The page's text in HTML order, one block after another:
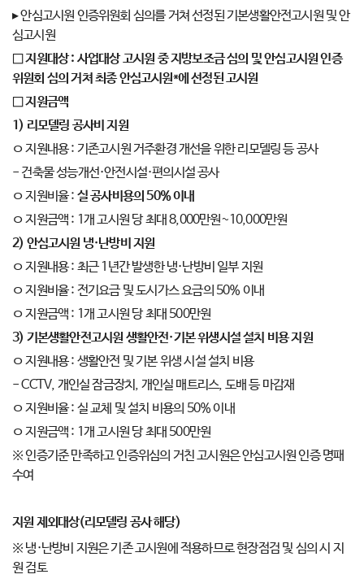
▸ 안심고시원 인증위원회 심의를 거쳐 선정된 기본생활안전고시원 및 안
심고시원
□지원대상: 사업대상 고시원 중 지방보조금 심의 및 안심고시원 인증
위원회 심의 거쳐 최종 안심고시원*에 선정된 고시원
□지원금액
1) 리모델링 공사비 지원
ㅇ 지원내용 : 기존고시원 거주환경 개선을 위한 리모델링 등 공사
- 건축물 성능개선·안전시설·편의시설 공사
ㅇ 지원비율 : 실 공사비용의50%이내
ㅇ 지원금액 : 1개 고시원 당 최대 8,000만원~10,000만원
2) 안심고시원 냉·난방비 지원
ㅇ 지원내용 : 최근 1년간 발생한 냉·난방비 일부 지원
ㅇ 지원비율 : 전기요금 및 도시가스 요금의 50% 이내
ㅇ 지원금액 : 1개 고시원 당 최대 500만원
3) 기본생활안전고시원 생활안전·기본 위생시설 설치 비용 지원
ㅇ 지원내용 : 생활안전 및 기본 위생 시설 설치 비용
- CCTV, 개인실 잠금장치, 개인실 매트리스, 도배 등 마감재
ㅇ 지원비율 : 실 교체 및 설치 비용의 50% 이내
ㅇ 지원금액 : 1개 고시원 당 최대 500만원
※ 인증기준 만족하고 인증위심의 거친 고시원은 안심고시원 인증 명패
수여
지원 제외대상(리모델링 공사 해당)
※ 냉·난방비 지원은 기존 고시원에 적용하므로 현장점검 및 심의 시 지
원 검토